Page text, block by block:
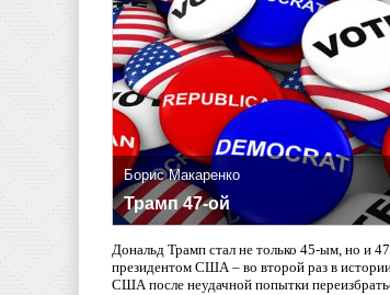
Борис Макаренко
Трамп 47-ой
Дональд Трамп стал не только 45-ым, но и
президентом США – во второй раз в
США после неудачной попытки